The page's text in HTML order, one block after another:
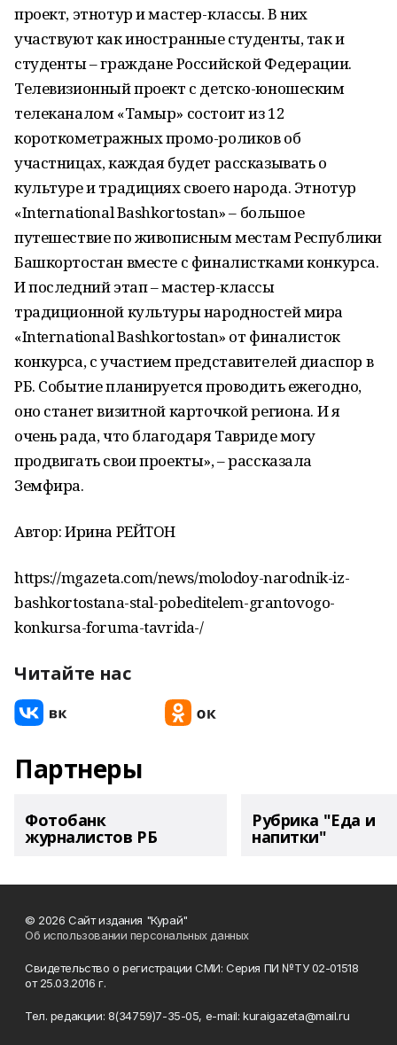
проект, этнотур и мастер-классы. В них
участвуют как иностранные студенты, так и
студенты – граждане Российской Федерации.
Телевизионный проект с детско-юношеским
телеканалом «Тамыр» состоит из 12
короткометражных промо-роликов об
участницах, каждая будет рассказывать о
культуре и традициях своего народа. Этнотур
«International Bashkortostan» – большое
путешествие по живописным местам Республики
Башкортостан вместе с финалистками конкурса.
И последний этап – мастер-классы
традиционной культуры народностей мира
«International Bashkortostan» от финалисток
конкурса, с участием представителей диаспор в
РБ. Событие планируется проводить ежегодно,
оно станет визитной карточкой региона. И я
очень рада, что благодаря Тавриде могу
продвигать свои проекты», – рассказала
Земфира.
Автор: Ирина РЕЙТОН
https://mgazeta.com/news/molodoy-narodnik-iz-
bashkortostana-stal-pobeditelem-grantovogo-
konkursa-foruma-tavrida-/
Читайте нас
Партнеры
Фотобанк
журналистов РБ
Рубрика "Еда и
напитки"
© 2026 Сайт издания "Курай"
Об использовании персональных данных
Свидетельство о регистрации СМИ: Серия ПИ №ТУ 02-01518
от 25.03.2016 г.
Тел. редакции: 8(34759)7-35-05, e-mail: kuraigazeta@mail.ru